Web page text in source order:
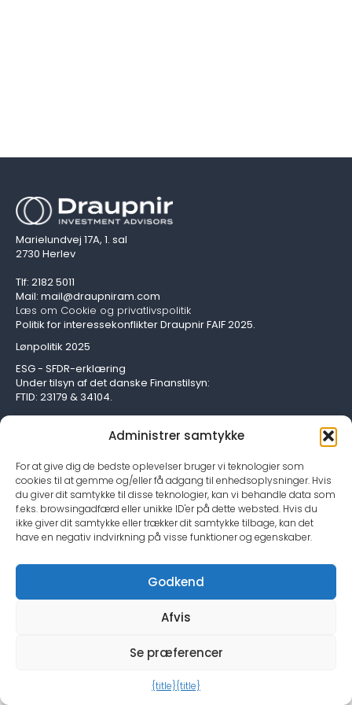
Administrer samtykke
For at give dig de bedste oplevelser bruger vi teknologier som
cookies til at gemme og/eller få adgang til enhedsoplysninger. Hvis
du giver dit samtykke til disse teknologier, kan vi behandle data som
f.eks. browsingadfærd eller unikke ID'er på dette websted. Hvis du
ikke giver dit samtykke eller trækker dit samtykke tilbage, kan det
have en negativ indvirkning på visse funktioner og egenskaber.
Godkend
Afvis
Se præferencer
{title}{title}
Marielundvej 17A, 1. sal
2730 Herlev
Tlf: 2182 5011
Mail: mail@draupniram.com
Læs om Cookie og privatlivspolitik
Politik for interessekonflikter Draupnir FAIF 2025.
Lønpolitik 2025
ESG - SFDR-erklæring
Under tilsyn af det danske Finanstilsyn:
FTID: 23179 & 34104.